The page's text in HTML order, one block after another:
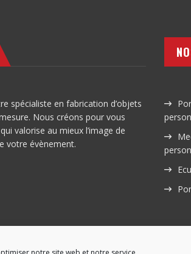
spécialiste en fabrication d’objets
Nous créons pour vous
valorise au mieux l’image de
votre évènement.